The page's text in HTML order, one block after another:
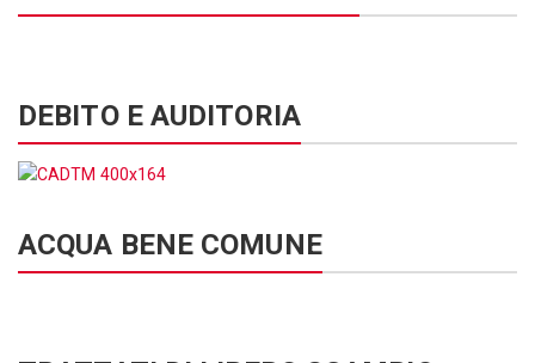
DEBITO E AUDITORIA
ACQUA BENE COMUNE